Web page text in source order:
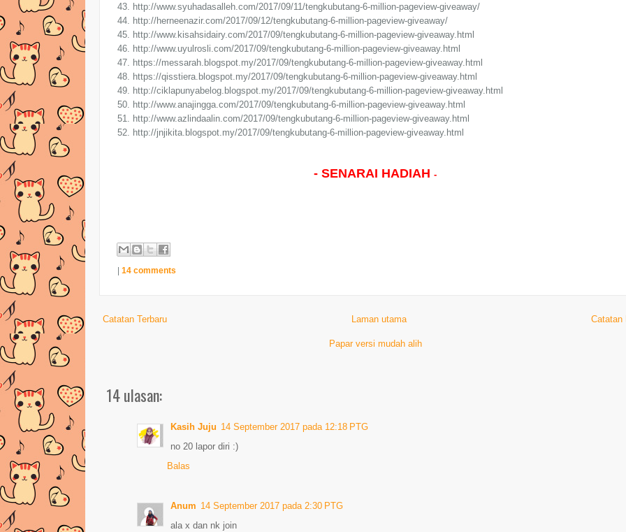
43. http://www.syuhadasalleh.com/2017/09/11/tengkubutang-6-million-pageview-giveaway/
44. http://herneenazir.com/2017/09/12/tengkubutang-6-million-pageview-giveaway/
45. http://www.kisahsidairy.com/2017/09/tengkubutang-6-million-pageview-giveaway.html
46. http://www.uyulrosli.com/2017/09/tengkubutang-6-million-pageview-giveaway.html
47. https://messarah.blogspot.my/2017/09/tengkubutang-6-million-pageview-giveaway.html
48. https://qisstiera.blogspot.my/2017/09/tengkubutang-6-million-pageview-giveaway.html
49. http://ciklapunyabelog.blogspot.my/2017/09/tengkubutang-6-million-pageview-giveaway.html
50. http://www.anajingga.com/2017/09/tengkubutang-6-million-pageview-giveaway.html
51. http://www.azlindaalin.com/2017/09/tengkubutang-6-million-pageview-giveaway.html
52. http://jnjikita.blogspot.my/2017/09/tengkubutang-6-million-pageview-giveaway.html
- SENARAI HADIAH -
| 14 comments
Catatan Terbaru Catatan
Laman utama
Papar versi mudah alih
14 ulasan:
Kasih Juju 14 September 2017 pada 12:18 PTG
no 20 lapor diri :)
Balas
Anum 14 September 2017 pada 2:30 PTG
ala x dan nk join